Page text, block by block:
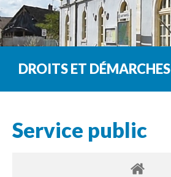
DROITS ET DÉMARCHES
Service public